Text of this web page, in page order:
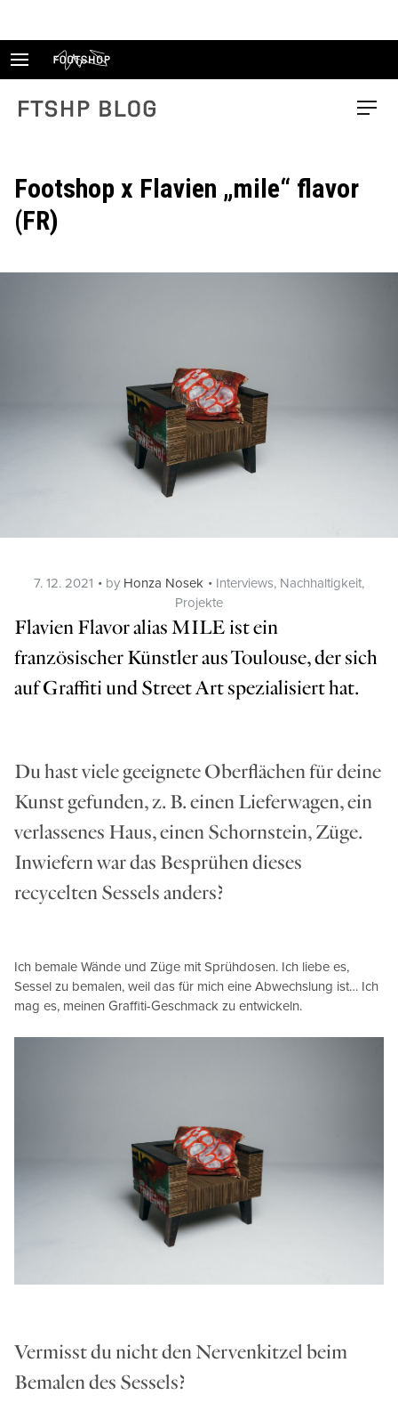
FTSHP blog Menu
Footshop x Flavien „mile“ flavor
(FR)
Posted
7. 12. 2021 by Honza Nosek Categories
Interviews, Nachhaltigkeit,
Projekte
Flavien Flavor alias MILE ist ein
französischer Künstler aus Toulouse, der sich
auf Graffiti und Street Art spezialisiert hat.
Du hast viele geeignete Oberflächen für deine
Kunst gefunden, z. B. einen Lieferwagen, ein
verlassenes Haus, einen Schornstein, Züge.
Inwiefern war das Besprühen dieses
recycelten Sessels anders?
Ich bemale Wände und Züge mit Sprühdosen. Ich liebe es,
Sessel zu bemalen, weil das für mich eine Abwechslung ist… Ich
mag es, meinen Graffiti-Geschmack zu entwickeln.
Vermisst du nicht den Nervenkitzel beim
Bemalen des Sessels?